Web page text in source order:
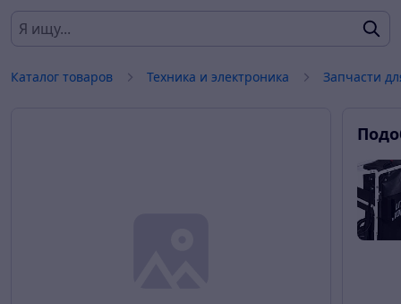
Каталог товаров Техника и электроника Запчасти